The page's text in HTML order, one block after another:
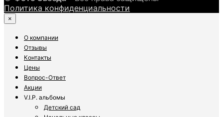
Политика конфиденциальности
×
О компании
Отзывы
Контакты
Цены
Вопрос-Ответ
Акции
V.I.P. альбомы
Детский сад